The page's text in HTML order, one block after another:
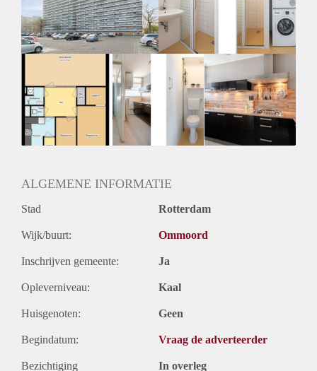
Onbepaalde termijn
Oplevering
Kaal
ALGEMENE INFORMATIE
Stad Rotterdam
Wijk/buurt: Ommoord
Inschrijven gemeente: Ja
Opleverniveau: Kaal
Huisgenoten: Geen
Begindatum: Vraag de adverteerder
Bezichtiging In overleg